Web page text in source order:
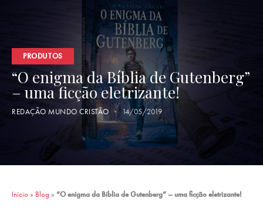
PRODUTOS
“O enigma da Bíblia de Gutenberg”
– uma ficção eletrizante!
REDAÇÃO MUNDO CRISTÃO 14/05/2019
Início » Blog » “O enigma da Bíblia de Gutenberg” – uma ficção eletrizante!